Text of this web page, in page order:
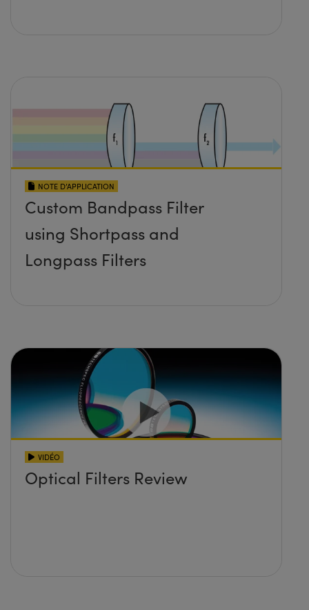
NOTE D’APPLICATION
Custom Bandpass Filter
using Shortpass and
Longpass Filters
VIDÉO
Optical Filters Review